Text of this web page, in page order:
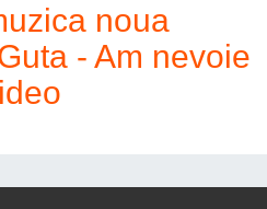
noua
- Am nevoie